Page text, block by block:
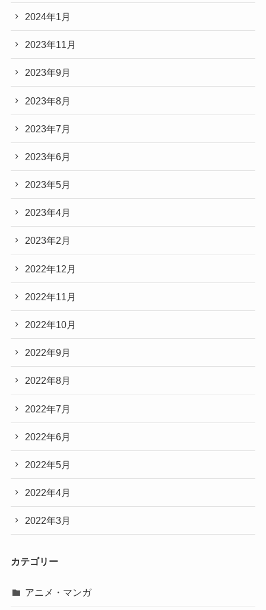
2024年1月
2023年11月
2023年9月
2023年8月
2023年7月
2023年6月
2023年5月
2023年4月
2023年2月
2022年12月
2022年11月
2022年10月
2022年9月
2022年8月
2022年7月
2022年6月
2022年5月
2022年4月
2022年3月
カテゴリー
アニメ・マンガ